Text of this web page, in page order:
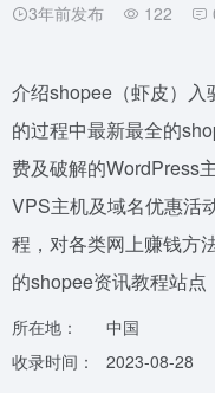
3年前发布 122
介绍shopee（虾皮）入
的过程中最新最全的
费及破解的WordPress
VPS主机及域名优惠活
程，对各类网上赚钱方
的shopee资讯教程站点
所在地：
中国
收录时间：
2023-08-28